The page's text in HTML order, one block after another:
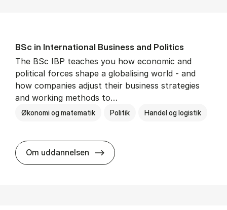
BSc in In­ter­na­tion­al Busi­ness and Polit­ics
The BSc IBP teaches you how economic and
political forces shape a globalising world - and
how companies adjust their business strategies
and working methods to…
Økonomi og matematik Politik Handel og logistik
Om uddannelsen BSc in In­ter­na­tion­al Busi­ness